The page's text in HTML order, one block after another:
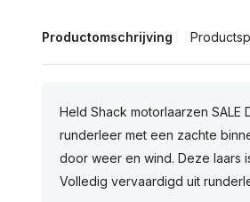
Productomschrijving
Held Shack motorlaarzen
runderleer met een zachte
door weer en wind. Deze laars
Volledig vervaardigd uit